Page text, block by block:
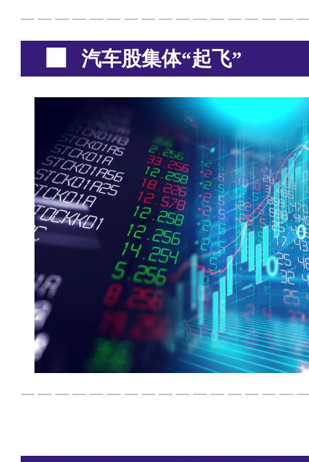
汽车股集体“起飞”